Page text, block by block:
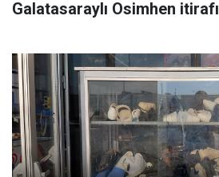
Galatasaraylı Osimhen itirafı